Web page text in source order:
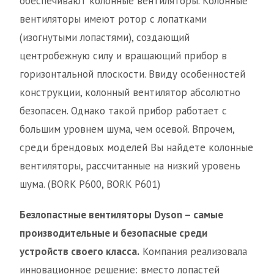
вентиляторы имеют ротор с лопатками
(изогнутыми лопастями), создающий
центробежную силу и вращающий прибор в
горизонтальной плоскости. Ввиду особенностей
конструкции, колонный вентилятор абсолютно
безопасен. Однако такой прибор работает с
большим уровнем шума, чем осевой. Впрочем,
среди брендовых моделей Вы найдете колонные
вентиляторы, рассчитанные на низкий уровень
шума. (BORK P600, BORK P601)
Безлопастные вентиляторы Dyson – самые
производительные и безопасные среди
устройств своего класса. Компания реализовала
инновационное решение: вместо лопастей